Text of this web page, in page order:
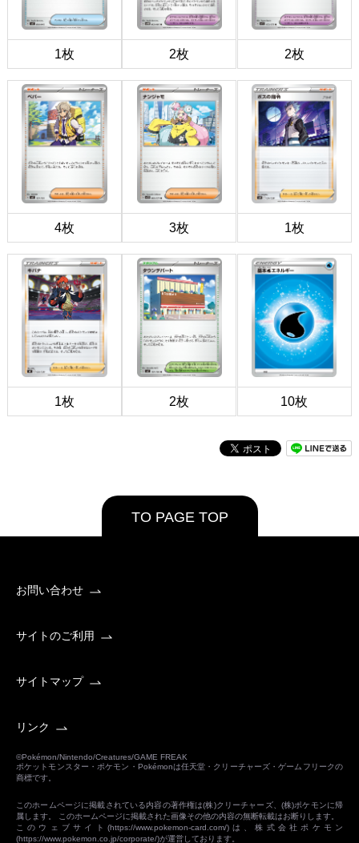
1枚 2枚 2枚
4枚 3枚 1枚
1枚 2枚 10枚
TO PAGE TOP
お問い合わせ
サイトのご利用
サイトマップ
リンク
©Pokémon/Nintendo/Creatures/GAME FREAK
ポケットモンスター・ポケモン・Pokémonは任天堂・クリーチャーズ・ゲームフリークの
商標です。
このホームページに掲載されている内容の著作権は(株)クリーチャーズ、(株)ポケモンに帰
属します。 このホームページに掲載された画像その他の内容の無断転載はお断りします。
このウェブサイト(https://www.pokemon-card.com/)は、株式会社ポケモン
(https://www.pokemon.co.jp/corporate/)が運営しております。